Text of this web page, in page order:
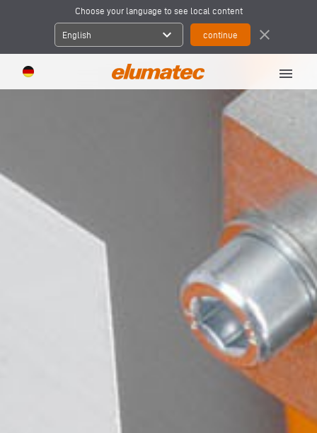
Choose your language to see local content
English expand_more close
menu